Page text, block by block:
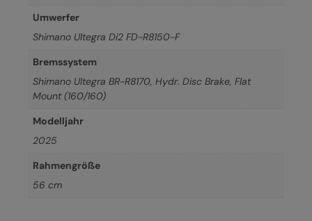
Umwerfer
Shimano Ultegra Di2 FD-R8150-F
Bremssystem
Shimano Ultegra BR-R8170, Hydr. Disc Brake, Flat
Mount (160/160)
Modelljahr
2025
Rahmengröße
56 cm